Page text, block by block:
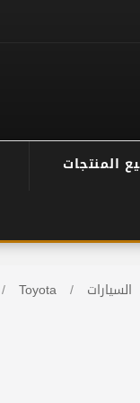
المنتجات
السيارات /
Toyota
/